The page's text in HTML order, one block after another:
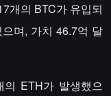
개의 BTC가 유입되
며, 가치 46.7억 달
ETH가 발생했으